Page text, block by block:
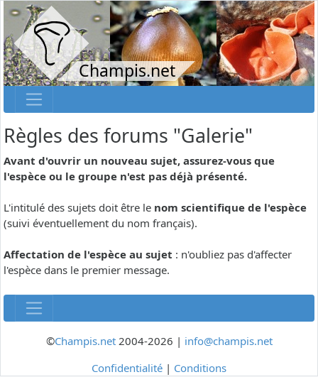
Champis.net
Règles des forums "Galerie"
Avant d'ouvrir un nouveau sujet, assurez-vous que
l'espèce ou le groupe n'est pas déjà présenté.
L'intitulé des sujets doit être le nom scientifique de l'espèce
(suivi éventuellement du nom français).
Affectation de l'espèce au sujet : n'oubliez pas d'affecter
l'espèce dans le premier message.
©Champis.net2004-2026 | info@champis.net
Confidentialité | Conditions